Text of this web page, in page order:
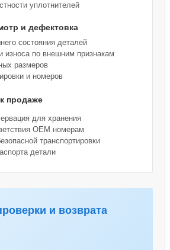
уплотнителей
и дефектовка
состояния деталей
износа по внешним признакам
размеров
и номеров
продаже
для хранения
OEM номерам
транспортировки
детали
и возврата